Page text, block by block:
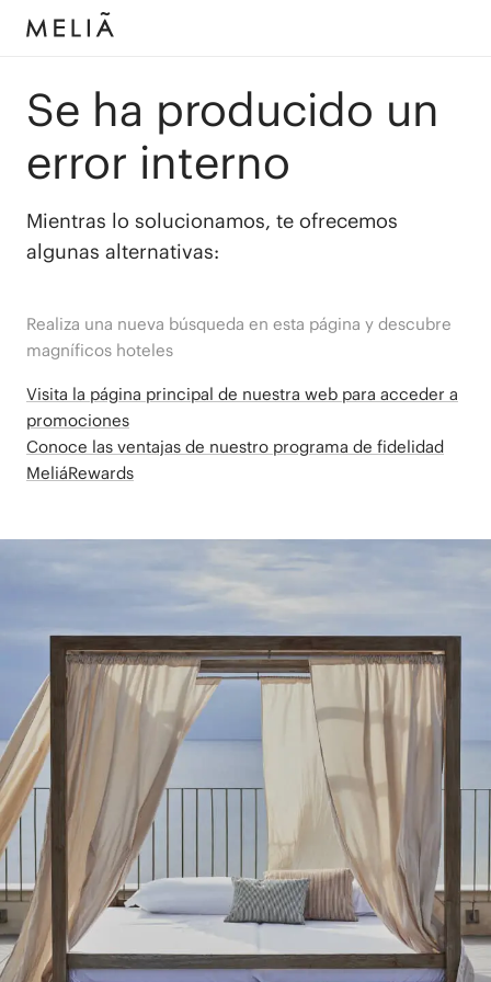
Se ha producido un
error interno
Mientras lo solucionamos, te ofrecemos
algunas alternativas:
Realiza una nueva búsqueda en esta página y descubre
magníficos hoteles
Visita la página principal de nuestra web para acceder a
promociones
Conoce las ventajas de nuestro programa de fidelidad
MeliáRewards